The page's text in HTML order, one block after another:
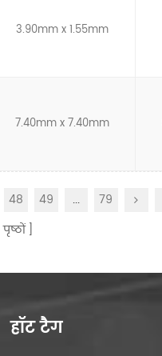
3.90mm x 1.55mm
7.40mm x 7.40mm
48 49 ...
79
पृष्ठों
हॉट टैग